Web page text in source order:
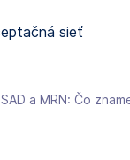
sieť
a MRN: Čo